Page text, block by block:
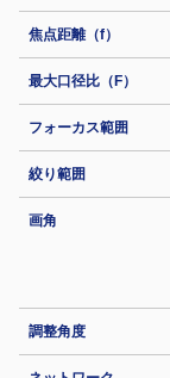
焦点距離（f）
最大口径比（F）
フォーカス範囲
絞り範囲
画角
調整⾓度